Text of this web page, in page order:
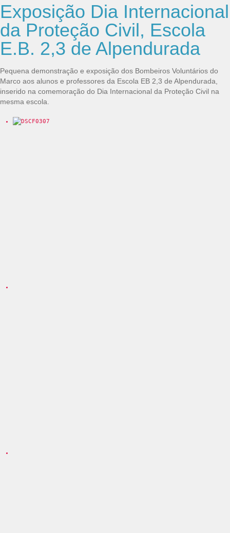
Exposição Dia Internacional
da Proteção Civil, Escola
E.B. 2,3 de Alpendurada
Pequena demonstração e exposição dos Bombeiros Voluntários do
Marco aos alunos e professores da Escola EB 2,3 de Alpendurada,
inserido na comemoração do Dia Internacional da Proteção Civil na
mesma escola.